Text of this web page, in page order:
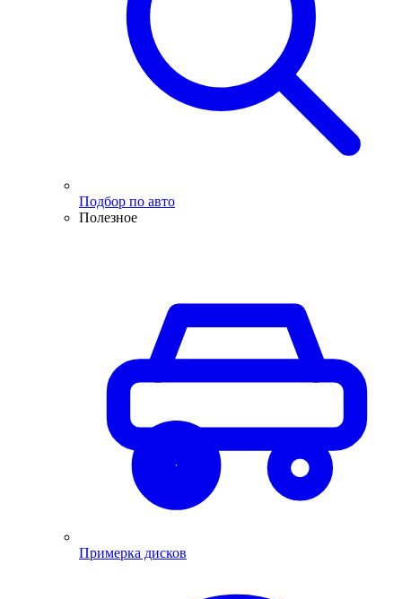
Подбор по авто
Полезное
Примерка дисков